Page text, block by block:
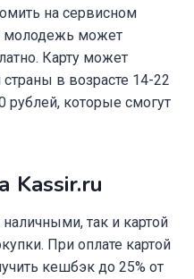
на сервисном
молодежь может
Карту может
в возрасте 14-22
рублей, которые смогут
Kassir.ru
так и картой
При оплате картой
кешбэк до 25% от